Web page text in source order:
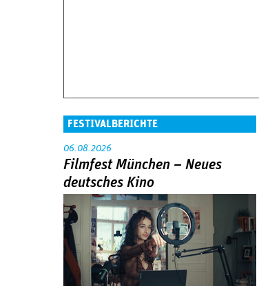
FESTIVALBERICHTE
06.08.2026
Filmfest München – Neues
deutsches Kino